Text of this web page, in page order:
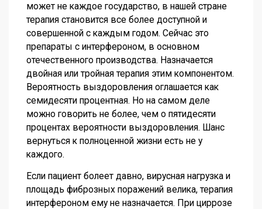
может не каждое государство, в нашей стране
терапия становится все более доступной и
совершенной с каждым годом. Сейчас это
препараты с интерфероном, в основном
отечественного производства. Назначается
двойная или тройная терапия этим компонентом.
Вероятность выздоровления оглашается как
семидесяти процентная. Но на самом деле
можно говорить не более, чем о пятидесяти
процентах вероятности выздоровления. Шанс
вернуться к полноценной жизни есть не у
каждого.
Если пациент болеет давно, вирусная нагрузка и
площадь фиброзных поражений велика, терапия
интерфероном ему не назначается. При циррозе